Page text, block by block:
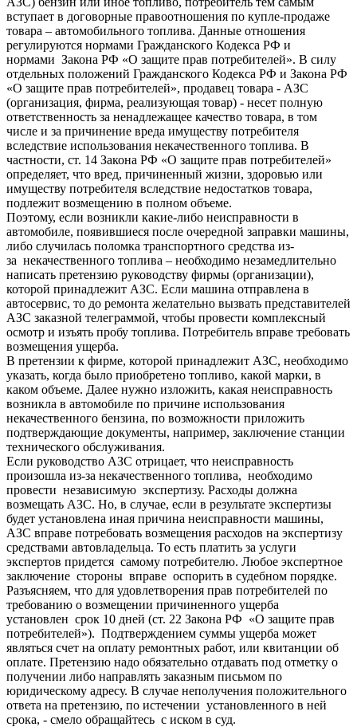
вступает в договорные правоотношения по купле-продаже
товара – автомобильного топлива. Данные отношения
регулируются нормами Гражданского Кодекса РФ и
нормами Закона РФ «О защите прав потребителей». В силу
отдельных положений Гражданского Кодекса РФ и Закона РФ
«О защите прав потребителей», продавец товара - АЗС
(организация, фирма, реализующая товар) - несет полную
ответственность за ненадлежащее качество товара, в том
числе и за причинение вреда имуществу потребителя
вследствие использования некачественного топлива. В
частности, ст. 14 Закона РФ «О защите прав потребителей»
определяет, что вред, причиненный жизни, здоровью или
имуществу потребителя вследствие недостатков товара,
подлежит возмещению в полном объеме.
Поэтому, если возникли какие-либо неисправности в
автомобиле, появившиеся после очередной заправки машины,
либо случилась поломка транспортного средства из-
за некачественного топлива – необходимо незамедлительно
написать претензию руководству фирмы (организации),
которой принадлежит АЗС. Если машина отправлена в
автосервис, то до ремонта желательно вызвать представителей
АЗС заказной телеграммой, чтобы провести комплексный
осмотр и изъять пробу топлива. Потребитель вправе требовать
возмещения ущерба.
В претензии к фирме, которой принадлежит АЗС, необходимо
указать, когда было приобретено топливо, какой марки, в
каком объеме. Далее нужно изложить, какая неисправность
возникла в автомобиле по причине использования
некачественного бензина, по возможности приложить
подтверждающие документы, например, заключение станции
технического обслуживания.
Если руководство АЗС отрицает, что неисправность
произошла из-за некачественного топлива, необходимо
провести независимую экспертизу. Расходы должна
возмещать АЗС. Но, в случае, если в результате экспертизы
будет установлена иная причина неисправности машины,
АЗС вправе потребовать возмещения расходов на экспертизу
средствами автовладельца. То есть платить за услуги
экспертов придется самому потребителю. Любое экспертное
заключение стороны вправе оспорить в судебном порядке.
Разъясняем, что для удовлетворения прав потребителей по
требованию о возмещении причиненного ущерба
установлен срок 10 дней (ст. 22 Закона РФ «О защите прав
потребителей»). Подтверждением суммы ущерба может
являться счет на оплату ремонтных работ, или квитанции об
оплате. Претензию надо обязательно отдавать под отметку о
получении либо направлять заказным письмом по
юридическому адресу. В случае неполучения положительного
ответа на претензию, по истечении установленного в ней
срока, - смело обращайтесь с иском в суд.